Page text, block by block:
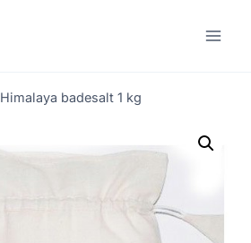
Himalaya badesalt 1 kg